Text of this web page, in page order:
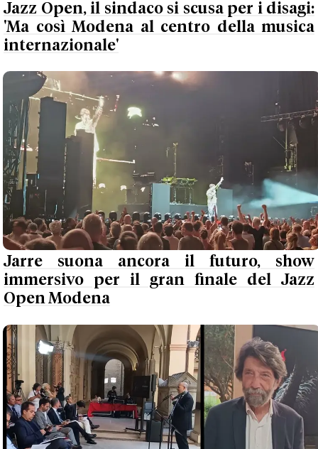
Jazz Open, il sindaco si scusa per i disagi:
'Ma così Modena al centro della musica
internazionale'
Jarre suona ancora il futuro, show
immersivo per il gran finale del Jazz
Open Modena